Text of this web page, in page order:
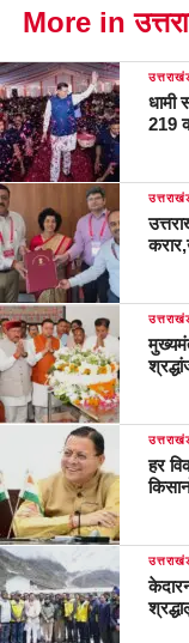
More in
219
हर